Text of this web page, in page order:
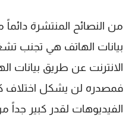
من النصائح المنتشرة
بيانات الهاتف هي تجنب
الانترنت عن طريق بيانات
فمصدره لن يشكل اختلاف
الفيديوهات لقدر كبير